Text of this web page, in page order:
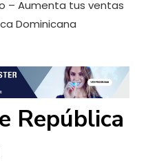
República